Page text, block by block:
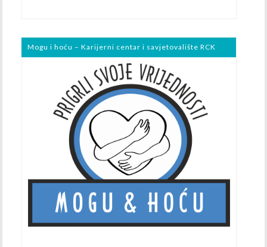
Mogu i hoću – Karijerni centar i savjetovalište RCK